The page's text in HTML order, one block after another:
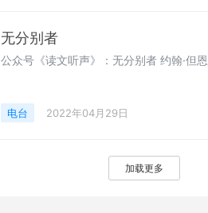
无分别者
公众号《读文听声》：无分别者 约翰·但恩
电台 2022年04月29日
加载更多